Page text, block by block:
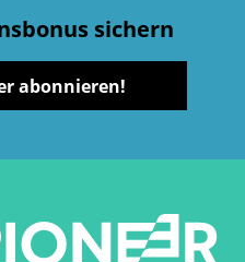
sichern
abonnieren!